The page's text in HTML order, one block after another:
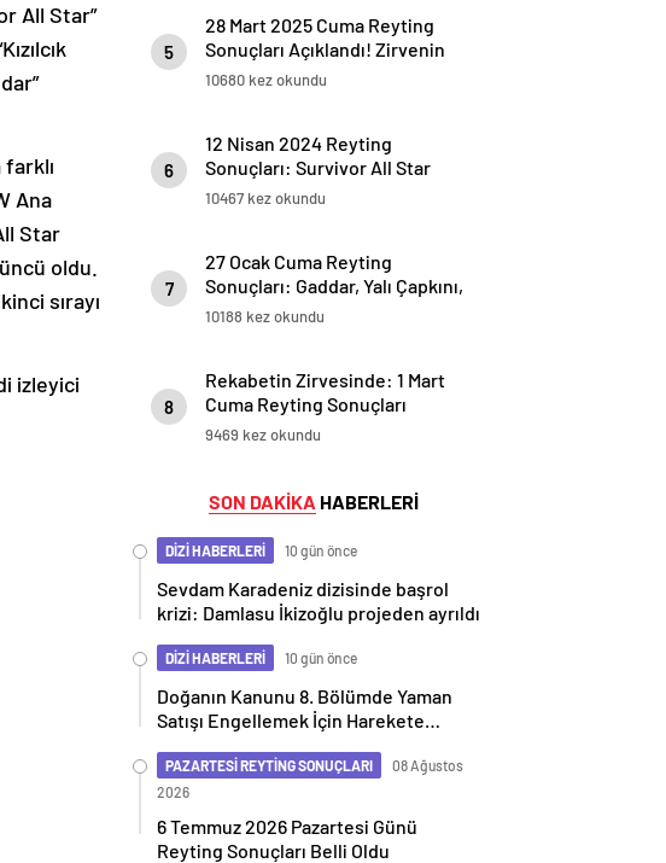
All Star”
Ana
Star
oldu.
sırayı
izleyici
5
28 Mart 2025 Cuma Reyting
Sonuçları Açıklandı! Zirvenin
Sahibi Kim Oldu?
10680 kez okundu
6
12 Nisan 2024 Reyting
Sonuçları: Survivor All Star
Zirvede!
10467 kez okundu
7
27 Ocak Cuma Reyting
Sonuçları: Gaddar, Yalı Çapkını,
Arka sokaklar, Ateş Kuşları,
10188 kez okundu
8
Rekabetin Zirvesinde: 1 Mart
Cuma Reyting Sonuçları
Açıklandı! Hangi Yapım Zirveye
9469 kez okundu
SON DAKİKA HABERLERİ
DİZİ HABERLERİ 10 gün önce
Sevdam Karadeniz dizisinde başrol
krizi: Damlasu İkizoğlu projeden ayrıldı
DİZİ HABERLERİ 10 gün önce
Doğanın Kanunu 8. Bölümde Yaman
Satışı Engellemek İçin Harekete
PAZARTESİ REYTİNG SONUÇLARI
08 Ağustos
2026
6 Temmuz 2026 Pazartesi Günü
Reyting Sonuçları Belli Oldu